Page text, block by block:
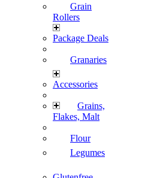
Grain
Rollers
Package Deals
Granaries
Accessories
Grains,
Flakes, Malt
Flour
Legumes